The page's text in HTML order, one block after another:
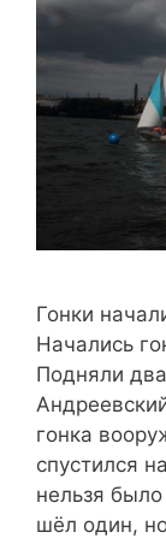
Гонки
Начались
Подняли
гонка
спустился
нельзя
шёл один,